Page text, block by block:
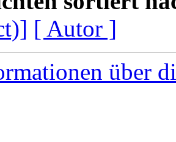
[ Autor ]
über